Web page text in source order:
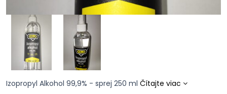
Izopropyl Alkohol 99,9% - sprej 250 ml Čítajte viac